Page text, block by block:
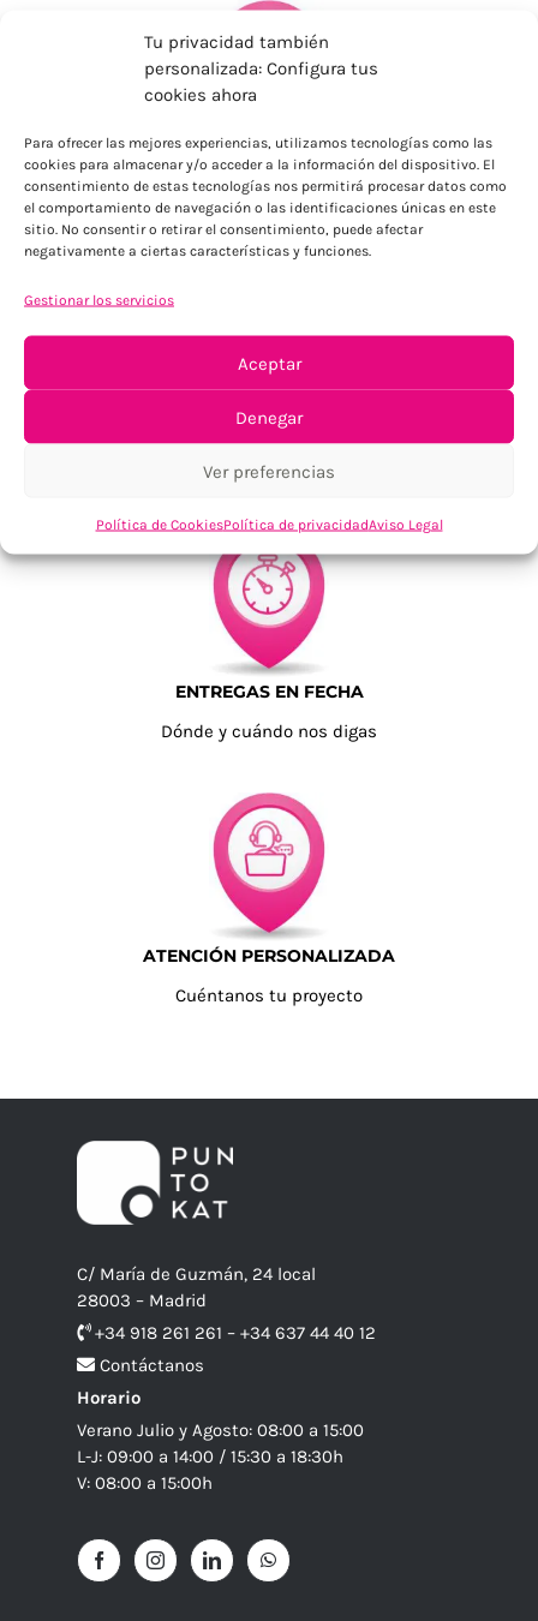
Tu privacidad también
personalizada: Configura tus
cookies ahora
Para ofrecer las mejores experiencias, utilizamos tecnologías como las
cookies para almacenar y/o acceder a la información del dispositivo. El
consentimiento de estas tecnologías nos permitirá procesar datos como
el comportamiento de navegación o las identificaciones únicas en este
sitio. No consentir o retirar el consentimiento, puede afectar
negativamente a ciertas características y funciones.
Gestionar los servicios
Aceptar
Denegar
Ver preferencias
Política de CookiesPolítica de privacidadAviso Legal
ENVÍOS ECONÓMICOS
Para Península, resto consultar
TU SATISFACCIÓN = LA NUESTRA
Tu confianza, nuestro objetivo
ENTREGAS EN FECHA
Dónde y cuándo nos digas
ATENCIÓN PERSONALIZADA
Cuéntanos tu proyecto
C/ María de Guzmán, 24 local
28003 – Madrid
+34 918 261 261 – +34 637 44 40 12
Contáctanos
Horario
Verano Julio y Agosto: 08:00 a 15:00
L-J: 09:00 a 14:00 / 15:30 a 18:30h
V: 08:00 a 15:00h